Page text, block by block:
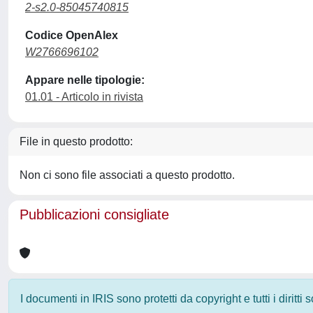
2-s2.0-85045740815
Codice OpenAlex
W2766696102
Appare nelle tipologie:
01.01 - Articolo in rivista
File in questo prodotto:
Non ci sono file associati a questo prodotto.
Pubblicazioni consigliate
I documenti in IRIS sono protetti da copyright e tutti i diritti